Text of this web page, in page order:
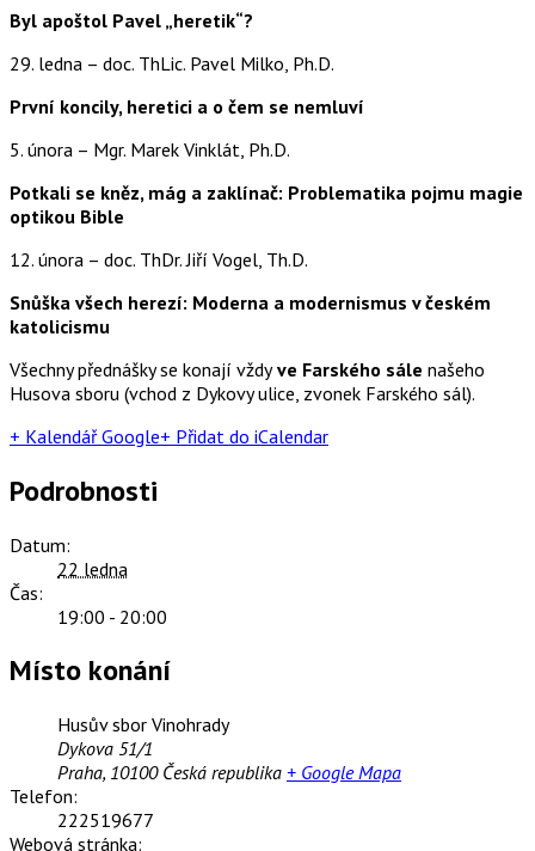
Byl apoštol Pavel „heretik“?
29. ledna – doc. ThLic. Pavel Milko, Ph.D.
První koncily, heretici a o čem se nemluví
5. února – Mgr. Marek Vinklát, Ph.D.
Potkali se kněz, mág a zaklínač: Problematika pojmu magie
optikou Bible
12. února – doc. ThDr. Jiří Vogel, Th.D.
Snůška všech herezí: Moderna a modernismus v českém
katolicismu
Všechny přednášky se konají vždyve Farského sále našeho
Husova sboru (vchod z Dykovy ulice, zvonek Farského sál).
+ Kalendář Google+ Přidat do iCalendar
Podrobnosti
Datum:
22 ledna
Čas:
19:00 - 20:00
Místo konání
Husův sbor Vinohrady
Dykova 51/1
Praha, 10100 Česká republika + Google Mapa
Telefon:
222519677
Webová stránka: